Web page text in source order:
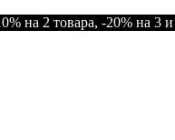
2 товара, -20% на 3 и